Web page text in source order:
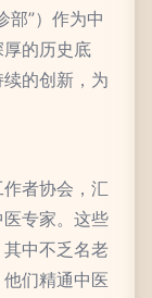
部”）作为中
的历史底
的创新，为
者协会，汇
专家。这些
中不乏名老
们精通中医